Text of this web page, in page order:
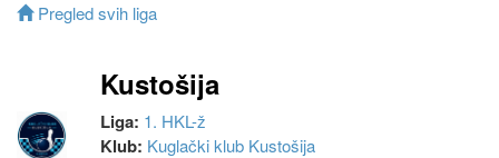
Pregled svih liga
Kustošija
Liga: 1. HKL-ž
Klub: Kuglački klub Kustošija